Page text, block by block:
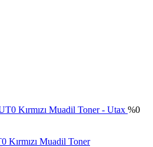
%0
Kırmızı Muadil Toner